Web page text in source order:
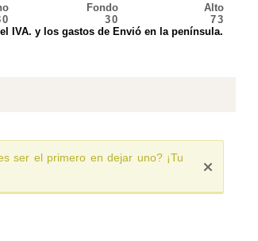
Fondo
Alto
30
73
IVA. y los gastos de Envió en la península.
ser el primero en dejar uno? ¡Tu